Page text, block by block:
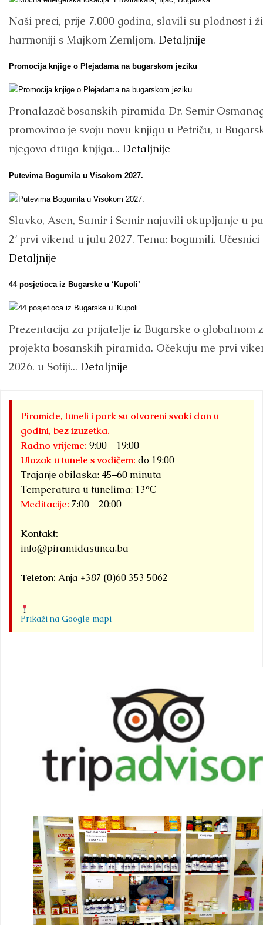
Naši preci, prije 7.000 godina, slavili su plodnost i
harmoniji s Majkom Zemljom. Detaljnije
Promocija knjige o Plejadama na bugarskom jeziku
Pronalazač bosanskih piramida Dr. Semir
promovirao je svoju novu knjigu u Petriču, u
njegova druga knjiga... Detaljnije
Putevima Bogumila u Visokom 2027.
Slavko, Asen, Samir i Semir najavili okupljanje u
2’ prvi vikend u julu 2027. Tema: bogumili. Učesnici
Detaljnije
44 posjetioca iz Bugarske u ‘Kupoli’
Prezentacija za prijatelje iz Bugarske o globalnom
projekta bosanskih piramida. Očekuju me prvi
2026. u Sofiji... Detaljnije
Piramide, tuneli i park su otvoreni svaki dan u
godini, bez izuzetka.
Radno vrijeme: 9:00 – 19:00
Ulazak u tunele s vodičem: do 19:00
Trajanje obilaska: 45–60 minuta
Temperatura u tunelima: 13°C
Meditacije: 7:00 – 20:00
Kontakt:
info@piramidasunca.ba
Telefon: Anja +387 (0)60 353 5062
Prikaži na Google mapi